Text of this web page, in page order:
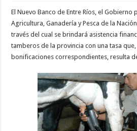
El Nuevo Banco de Entre Ríos, el
Agricultura, Ganadería y Pesca de la
través del cual se brindará asistencia
tamberos de la provincia con una tasa
bonificaciones correspondientes, resulta